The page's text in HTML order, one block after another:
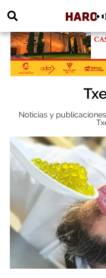
Noticias y